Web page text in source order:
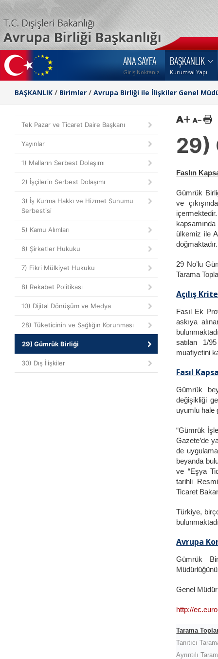
ANA SAYFA
Giriş Noktanız
BAŞKANLIK
Kurumsal Yapı
BAŞKANLIK / Birimler / Avrupa Birliği ile İlişkiler Genel
Tek Pazar ve Ticaret Daire Başkanı
Yayınlar
1) Malların Serbest Dolaşımı
2) İşçilerin Serbest Dolaşımı
3) İş Kurma Hakkı ve Hizmet Sunumu
Serbestisi
5) Kamu Alımları
6) Şirketler Hukuku
7) Fikri Mülkiyet Hukuku
8) Rekabet Politikası
10) Dijital Dönüşüm ve Medya
28) Tüketicinin ve Sağlığın Korunması
29) Gümrük Birliği
30) Dış İlişkiler
29)
Faslın
Gümrük
ve
ülkemiz ile
doğmaktadır.
29 No’lu
Tarama
Açılış
Fasıl Ek
askıya
satılan 1/
muafiyetini
Fasıl
Gümrük
değişikliği
uyumlu
“Gümrük
Gazete’de
de
beyanda
ve “Eşya
tarihli
Ticaret
Türkiye,
Avrupa
Gümrük
Genel
http://
Tarama
Tanıtıcı
Ayrıntılı